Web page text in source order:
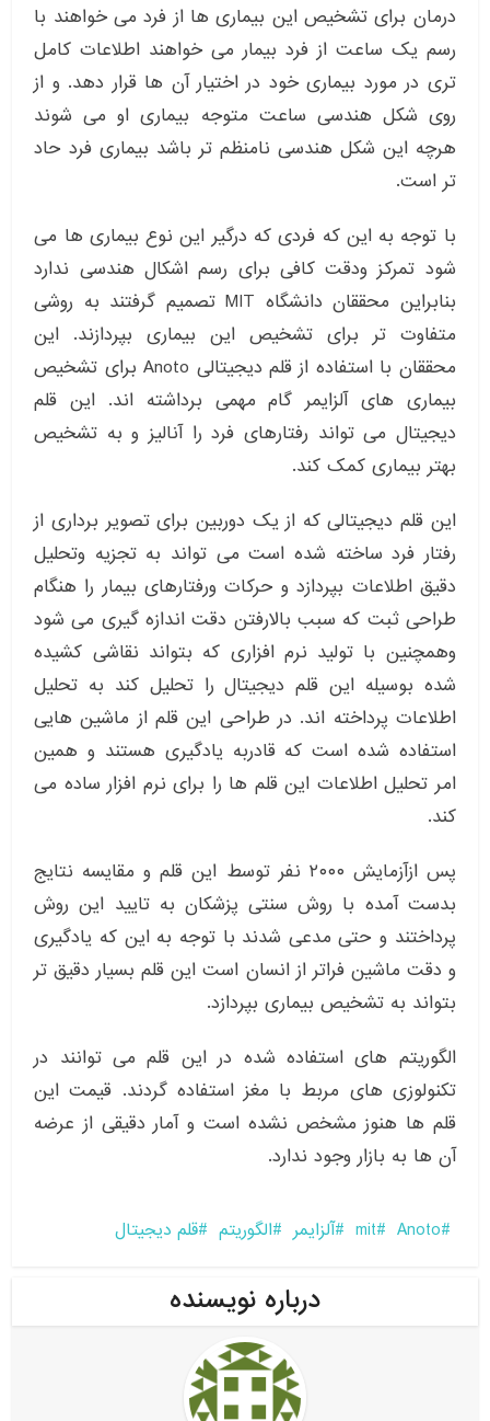
درمان برای تشخیص این بیماری ها از فرد می خواهند با
رسم یک ساعت از فرد بیمار می خواهند اطلاعات کامل
تری در مورد بیماری خود در اختیار آن ها قرار دهد. و از
روی شکل هندسی ساعت متوجه بیماری او می شوند
هرچه این شکل هندسی نامنظم تر باشد بیماری فرد حاد
تر است.
با توجه به این که فردی که درگیر این نوع بیماری ها می
شود تمرکز ودقت کافی برای رسم اشکال هندسی ندارد
بنابراین محققان دانشگاه MIT تصمیم گرفتند به روشی
متفاوت تر برای تشخیص این بیماری بپردازند. این
محققان با استفاده از قلم دیجیتالی Anoto برای تشخیص
بیماری های آلزایمر گام مهمی برداشته اند. این قلم
دیجیتال می تواند رفتارهای فرد را آنالیز و به تشخیص
بهتر بیماری کمک کند.
این قلم دیجیتالی که از یک دوربین برای تصویر برداری از
رفتار فرد ساخته شده است می تواند به تجزیه وتحلیل
دقیق اطلاعات بپردازد و حرکات ورفتارهای بیمار را هنگام
طراحی ثبت که سبب بالارفتن دقت اندازه گیری می شود
وهمچنین با تولید نرم افزاری که بتواند نقاشی کشیده
شده بوسیله این قلم دیجیتال را تحلیل کند به تحلیل
اطلاعات پرداخته اند. در طراحی این قلم از ماشین هایی
استفاده شده است که قادربه یادگیری هستند و همین
امر تحلیل اطلاعات این قلم ها را برای نرم افزار ساده می
کند.
پس ازآزمایش ۲۰۰۰ نفر توسط این قلم و مقایسه نتایج
بدست آمده با روش سنتی پزشکان به تایید این روش
پرداختند و حتی مدعی شدند با توجه به این که یادگیری
و دقت ماشین فراتر از انسان است این قلم بسیار دقیق تر
بتواند به تشخیص بیماری بپردازد.
الگوریتم های استفاده شده در این قلم می توانند در
تکنولوزی های مربط با مغز استفاده گردند. قیمت این
قلم ها هنوز مشخص نشده است و آمار دقیقی از عرضه
آن ها به بازار وجود ندارد.
Anoto
mit آلزایمر الگوریتم قلم دیجیتال
درباره نویسنده